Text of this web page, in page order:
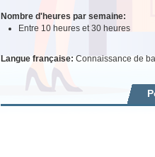
Nombre d'heures par semaine:
Entre 10 heures et 30 heures
Langue française: Connaissance de